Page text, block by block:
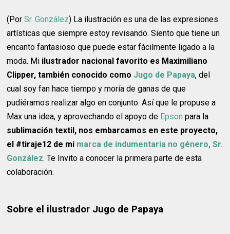
(PorSr. González) La ilustración es una de las expresiones
artísticas que siempre estoy revisando. Siento que tiene un
encanto fantasioso que puede estar fácilmente ligado a la
moda. Mi ilustrador nacional favorito es Maximiliano
Clipper, también conocido como Jugo de Papaya, del
cual soy fan hace tiempo y moría de ganas de que
pudiéramos realizar algo en conjunto. Así que le propuse a
Max una idea, y aprovechando el apoyo de Epson para la
sublimación textil, nos embarcamos en este proyecto,
el #tiraje12 de mi marca de indumentaria no género, Sr.
González. Te Invito a conocer la primera parte de esta
colaboración.
Sobre el ilustrador Jugo de Papaya